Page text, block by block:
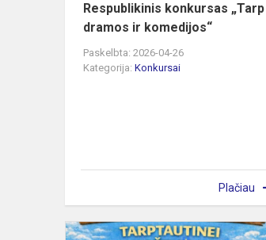
Respublikinis konkursas „Tarp
dramos ir komedijos“
Paskelbta: 2026-04-26
Kategorija: Konkursai
Plačiau